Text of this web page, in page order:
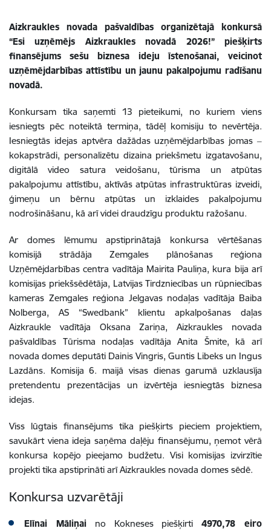
Aizkraukles novada pašvaldības organizētajā konkursā
“Esi uzņēmējs Aizkraukles novadā 2026!” piešķirts
finansējums sešu biznesa ideju īstenošanai, veicinot
uzņēmējdarbības attīstību un jaunu pakalpojumu radīšanu
novadā.
Konkursam tika saņemti 13 pieteikumi, no kuriem viens
iesniegts pēc noteiktā termiņa, tādēļ komisiju to nevērtēja.
Iesniegtās idejas aptvēra dažādas uzņēmējdarbības jomas ‒
kokapstrādi, personalizētu dizaina priekšmetu izgatavošanu,
digitālā video satura veidošanu, tūrisma un atpūtas
pakalpojumu attīstību, aktīvās atpūtas infrastruktūras izveidi,
ģimeņu un bērnu atpūtas un izklaides pakalpojumu
nodrošināšanu, kā arī videi draudzīgu produktu ražošanu.
Ar domes lēmumu apstiprinātajā konkursa vērtēšanas
komisijā strādāja Zemgales plānošanas reģiona
Uzņēmējdarbības centra vadītāja Mairita Pauliņa, kura bija arī
komisijas priekšsēdētāja, Latvijas Tirdzniecības un rūpniecības
kameras Zemgales reģiona Jelgavas nodaļas vadītāja Baiba
Nolberga, AS “Swedbank” klientu apkalpošanas daļas
Aizkraukle vadītāja Oksana Zariņa, Aizkraukles novada
pašvaldības Tūrisma nodaļas vadītāja Anita Šmite, kā arī
novada domes deputāti Dainis Vingris, Guntis Libeks un Ingus
Lazdāns. Komisija 6. maijā visas dienas garumā uzklausīja
pretendentu prezentācijas un izvērtēja iesniegtās biznesa
idejas.
Viss lūgtais finansējums tika piešķirts pieciem projektiem,
savukārt viena ideja saņēma daļēju finansējumu, ņemot vērā
konkursa kopējo pieejamo budžetu. Visi komisijas izvirzītie
projekti tika apstiprināti arī Aizkraukles novada domes sēdē.
Konkursa uzvarētāji
Elīnai Māliņaino Kokneses piešķirti4970,78 eiro